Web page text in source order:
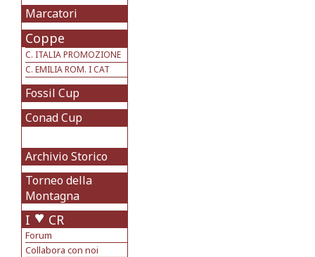
Marcatori
Coppe
C. ITALIA PROMOZIONE
C. EMILIA ROM. I CAT
Fossil Cup
Conad Cup
Archivio Storico
Torneo della
Montagna
I CR
Forum
Collabora con noi